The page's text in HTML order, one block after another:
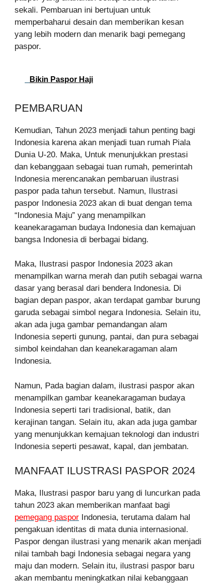
sekali. Pembaruan ini bertujuan untuk
memperbaharui desain dan memberikan kesan
yang lebih modern dan menarik bagi pemegang
paspor.
Bikin Paspor Haji
PEMBARUAN
Kemudian, Tahun 2023 menjadi tahun penting bagi
Indonesia karena akan menjadi tuan rumah Piala
Dunia U-20. Maka, Untuk menunjukkan prestasi
dan kebanggaan sebagai tuan rumah, pemerintah
Indonesia merencanakan pembaruan ilustrasi
paspor pada tahun tersebut. Namun, Ilustrasi
paspor Indonesia 2023 akan di buat dengan tema
“Indonesia Maju” yang menampilkan
keanekaragaman budaya Indonesia dan kemajuan
bangsa Indonesia di berbagai bidang.
Maka, Ilustrasi paspor Indonesia 2023 akan
menampilkan warna merah dan putih sebagai warna
dasar yang berasal dari bendera Indonesia. Di
bagian depan paspor, akan terdapat gambar burung
garuda sebagai simbol negara Indonesia. Selain itu,
akan ada juga gambar pemandangan alam
Indonesia seperti gunung, pantai, dan pura sebagai
simbol keindahan dan keanekaragaman alam
Indonesia.
Namun, Pada bagian dalam, ilustrasi paspor akan
menampilkan gambar keanekaragaman budaya
Indonesia seperti tari tradisional, batik, dan
kerajinan tangan. Selain itu, akan ada juga gambar
yang menunjukkan kemajuan teknologi dan industri
Indonesia seperti pesawat, kapal, dan jembatan.
MANFAAT ILUSTRASI PASPOR 2024
Maka, Ilustrasi paspor baru yang di luncurkan pada
tahun 2023 akan memberikan manfaat bagi
pemegang paspor Indonesia, terutama dalam hal
pengakuan identitas di mata dunia internasional.
Paspor dengan ilustrasi yang menarik akan menjadi
nilai tambah bagi Indonesia sebagai negara yang
maju dan modern. Selain itu, ilustrasi paspor baru
akan membantu meningkatkan nilai kebanggaan